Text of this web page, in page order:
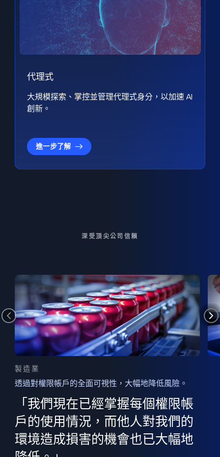
代理式
大規模探索、掌控並管理代理式身分，以加速 AI
創新。
進一步了解
深受頂尖公司信賴
製造業
透過對權限帳戶的全面可視性，大幅地降低風險。
「我們現在已經掌握每個權限帳
戶的使用情況，而他人對我們的
環境造成損害的機會也已大幅地